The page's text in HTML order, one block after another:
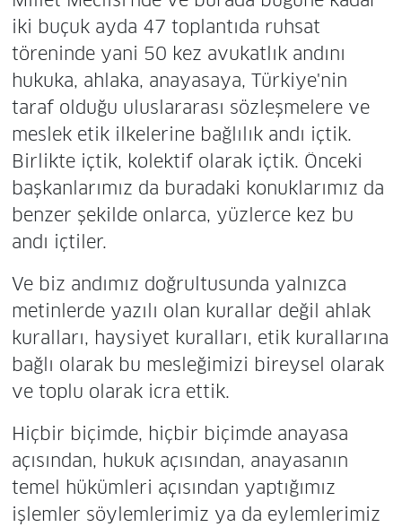
iki buçuk ayda 47 toplantıda ruhsat
töreninde yani 50 kez avukatlık andını
hukuka, ahlaka, anayasaya, Türkiye'nin
taraf olduğu uluslararası sözleşmelere ve
meslek etik ilkelerine bağlılık andı içtik.
Birlikte içtik, kolektif olarak içtik. Önceki
başkanlarımız da buradaki konuklarımız da
benzer şekilde onlarca, yüzlerce kez bu
andı içtiler.
Ve biz andımız doğrultusunda yalnızca
metinlerde yazılı olan kurallar değil ahlak
kuralları, haysiyet kuralları, etik kurallarına
bağlı olarak bu mesleğimizi bireysel olarak
ve toplu olarak icra ettik.
Hiçbir biçimde, hiçbir biçimde anayasa
açısından, hukuk açısından, anayasanın
temel hükümleri açısından yaptığımız
işlemler söylemlerimiz ya da eylemlerimiz